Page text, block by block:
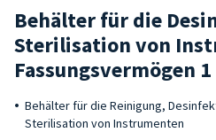
Behälter für die
Sterilisation von
Fassungsvermögen 1
Behälter für die Reinigung,
Sterilisation von Instrumenten